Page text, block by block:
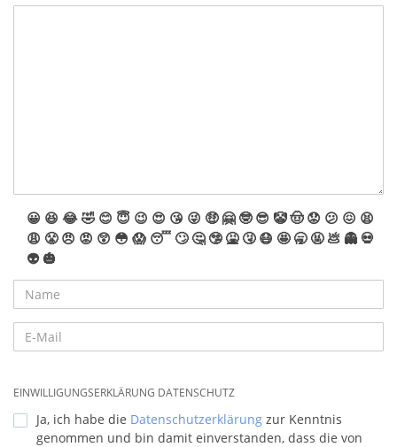
😀 😆 😂🤣 😊 😇 😉 😍 😘 😜 🤑 🤗 🤓 😎 🤡🤠 😟 😕 😖 😫
😩 😤 😠 😡 😲 😳 😱 😴 🙄 🤔 🤥 🤮 🤧 😷 🤩 🥱 🤬 💩 👻 💀
👽 🎃
EINWILLIGUNGSERKLÄRUNG DATENSCHUTZ
Ja, ich habe die Datenschutzerklärung zur Kenntnis
genommen und bin damit einverstanden, dass die von